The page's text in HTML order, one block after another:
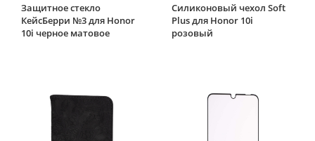
Защитное стекло
КейсБерри №3 для Honor
10i черное матовое
Силиконовый чехол Soft
Plus для Honor 10i
розовый